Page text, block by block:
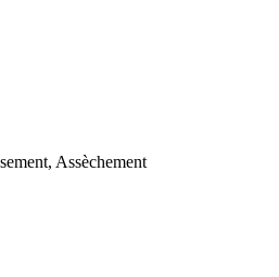
Assèchement